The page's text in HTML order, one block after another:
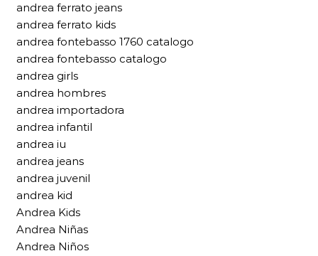
andrea ferrato jeans
andrea ferrato kids
andrea fontebasso 1760 catalogo
andrea fontebasso catalogo
andrea girls
andrea hombres
andrea importadora
andrea infantil
andrea iu
andrea jeans
andrea juvenil
andrea kid
Andrea Kids
Andrea Niñas
Andrea Niños